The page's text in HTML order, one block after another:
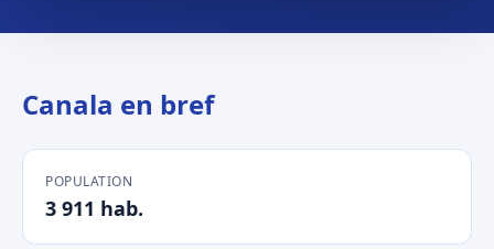
Canala en bref
POPULATION
3 911 hab.